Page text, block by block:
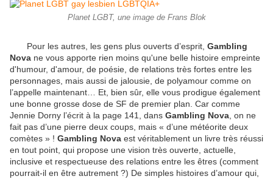
Planet LGBT, une image de Frans Blok
Pour les autres, les gens plus ouverts d’esprit, Gambling
Nova ne vous apporte rien moins qu'une belle histoire empreinte
d'humour, d'amour, de poésie, de relations très fortes entre les
personnages, mais aussi de jalousie, de polyamour comme on
l’appelle maintenant… Et, bien sûr, elle vous prodigue également
une bonne grosse dose de SF de premier plan. Car comme
Jennie Dorny l’écrit à la page 141, dans Gambling Nova , on ne
fait pas d’une pierre deux coups, mais « d’une météorite deux
comètes » ! Gambling Nova est véritablement un livre très réussi
en tout point, qui propose une vision très ouverte, actuelle,
inclusive et respectueuse des relations entre les êtres (comment
pourrait-il en être autrement ?) De simples histoires d’amour qui,